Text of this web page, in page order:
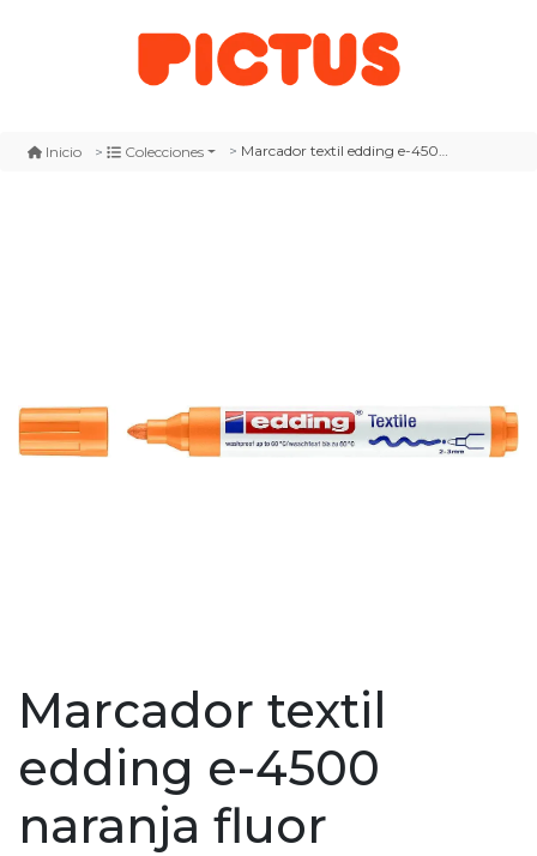
Inicio Colecciones Marcador textil edding e-4500 naranja fluor
Marcador textil
edding e-4500
naranja fluor